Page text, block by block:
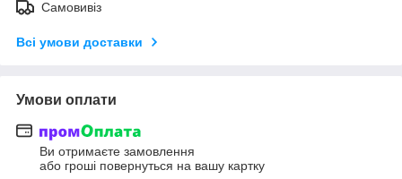
Самовивіз
Всі умови доставки
Умови оплати
Ви отримаєте замовлення
або гроші повернуться на вашу картку